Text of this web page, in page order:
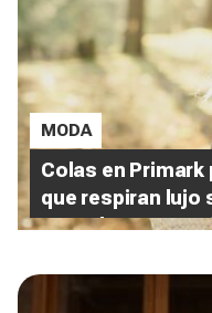
MODA
Colas en
que respiran lujo
15€ : elegantes,